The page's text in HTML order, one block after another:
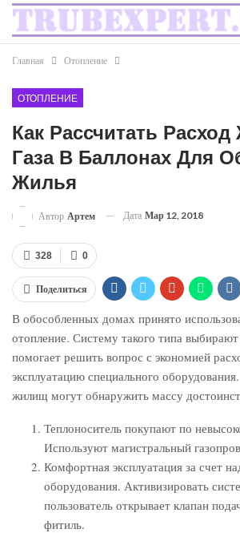
Главная Отопление
ОТОПЛЕНИЕ
Как Рассчитать
Газа В Баллонах Для
Жилья
Автор Артем Дата Мар 12, 2018
0
328
Поделиться
В обособленных домах принято
отопление. Систему такого типа
помогает решить вопрос с экономией
эксплуатацию специального
жилищ могут обнаружить массу
Теплоноситель покупают по
Используют магистральный
Комфортная эксплуатация за счет
оборудования. Активизировать
пользователь открывает клапан
фитиль.